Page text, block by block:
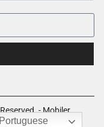
- Mobiler
Portuguese